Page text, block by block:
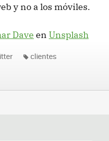
y no a los móviles.
Dave en Unsplash
clientes